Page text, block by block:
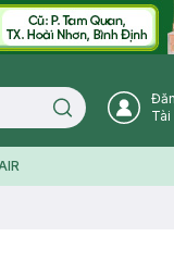
Search icon
Tài